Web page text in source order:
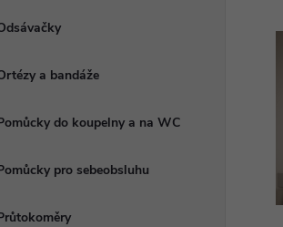
a bandáže
do koupelny a na WC
pro sebeobsluhu